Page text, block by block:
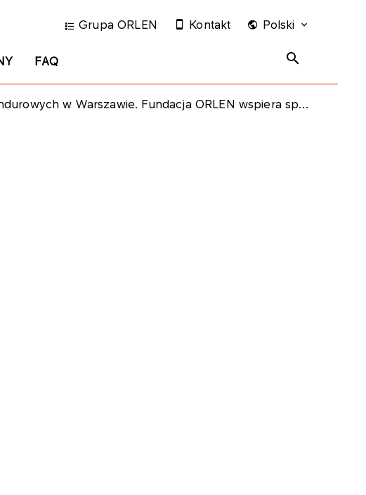
FAQ
Grupa ORLEN Kontakt Polski
w Warszawie. Fundacja ORLEN wspiera sport i bezpieczeństwo